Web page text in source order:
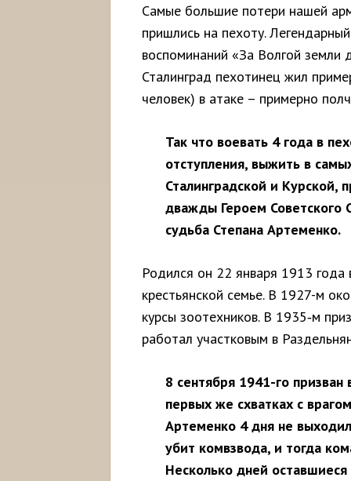
Самые большие потери нашей
пришлись на пехоту.
воспоминаний «За Волгой
Сталинград пехотинец жил
человек) в атаке – примерно
Так что воевать 4 года в
отступления, выжить в
Сталинградской и Курской,
дважды Героем Советского
судьба Степана Артеменко.
Родился он 22 января 1913 года
крестьянской семье. В 1927-м
курсы зоотехников. В 1935‑м
работал участковым в
8 сентября 1941-го
первых же схватках с
Артеменко 4 дня не
убит комвзвода, и тогда
Несколько дней